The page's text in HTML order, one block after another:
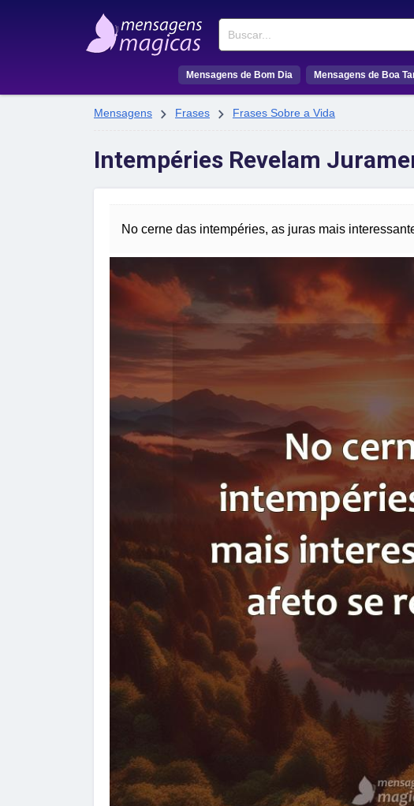
Buscar
Mensagens de Bom Dia Mensagens de Boa
Mensagens  Frases  Frases Sobre a Vida
Intempéries Revelam
No cerne das intempéries, as juras mais